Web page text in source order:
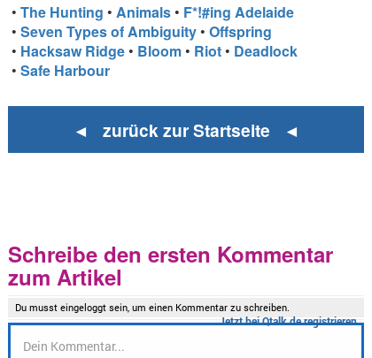
•The Hunting •Animals • F*!#ing Adelaide
•Seven Types of Ambiguity •Offspring
• Hacksaw Ridge • Bloom • Riot • Deadlock
•Safe Harbour
◄ zurück zur Startseite ◄
Schreibe den ersten Kommentar
zum Artikel